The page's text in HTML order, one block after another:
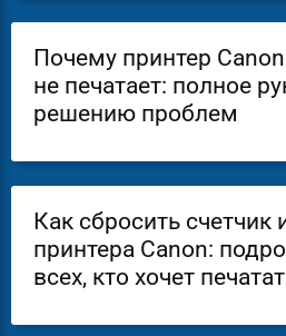
Почему принтер
не печатает: полное
решению проблем
Как сбросить счетчик
принтера Canon:
всех, кто хочет